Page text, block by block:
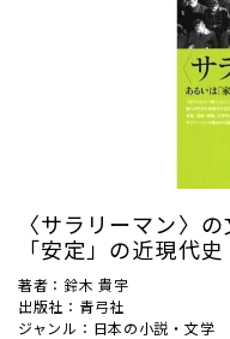
〈サラリーマン〉
「安定」の近現代史
著者：鈴木 貴宇
出版社：青弓社
ジャンル：日本の小説・文学